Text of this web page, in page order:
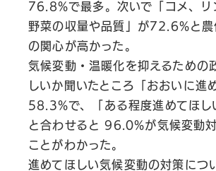
76.8%で最多。次いで「コメ、リ
野菜の収量や品質」が72.6%と農
の関心が高かった。
気候変動・温暖化を抑えるための
しいか聞いたところ「おおいに進
58.3%で、「ある程度進めてほし
と合わせると 96.0%が気候変動
ことがわかった。
進めてほしい気候変動の対策につ